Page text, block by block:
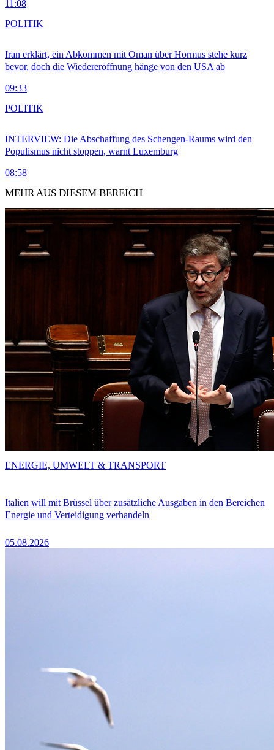
11:08
Iran erklärt, ein Abkommen mit Oman über Hormus stehe kurz
bevor, doch die Wiedereröffnung hänge von den USA ab
09:33
POLITIK
INTERVIEW: Die Abschaffung des Schengen-Raums wird den
Populismus nicht stoppen, warnt Luxemburg
08:58
POLITIK
MEHR AUS DIESEM BEREICH
Italien will mit Brüssel über zusätzliche Ausgaben in den Bereichen
Energie und Verteidigung verhandeln
05.08.2026
ENERGIE, UMWELT & TRANSPORT